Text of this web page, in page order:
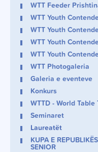
WTT Feeder
WTT Youth
WTT Youth
WTT Youth
WTT Youth
WTT Photogaleria
Galeria e eventeve
Konkurs
WTTD - World Table
Seminaret
Laureatët
KUPA E
SENIOR